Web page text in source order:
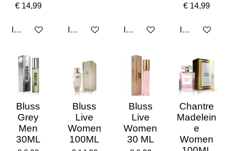
€ 14,99
In winkelwagen In winkelwagen In winkelwagen
€ 14,99
In
Bluss
Grey
Men
30ML
Bluss
Live
Women
100ML
Bluss
Live
Women
30 ML
Chantre
Madelein
e
Women